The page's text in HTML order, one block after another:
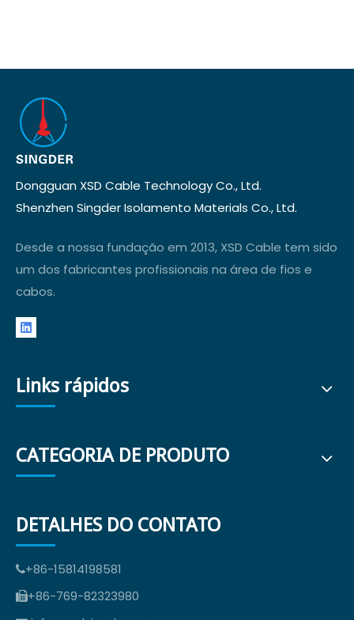
Dongguan XSD Cable Technology Co., Ltd.
Shenzhen Singder Isolamento Materials Co., Ltd.
Desde a nossa fundação em 2013, XSD Cable tem sido
um dos fabricantes profissionais na área de fios e
cabos.
Links rápidos
CATEGORIA DE PRODUTO
DETALHES DO CONTATO
+86-15814198581
+86-769-82323980